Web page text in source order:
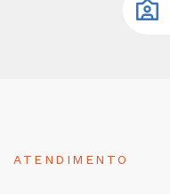
ATENDIMENTO